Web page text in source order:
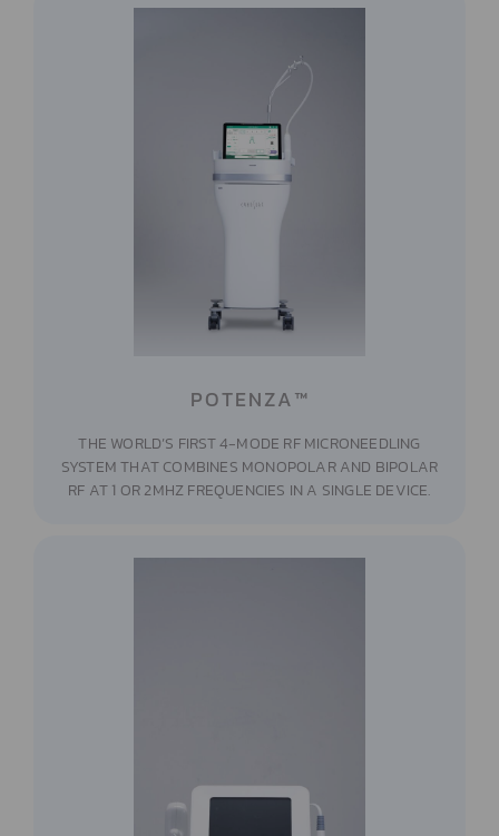
POTENZA™
THE WORLD’S FIRST 4-MODE RF MICRONEEDLING
SYSTEM THAT COMBINES MONOPOLAR AND BIPOLAR
RF AT 1 OR 2MHZ FREQUENCIES IN A SINGLE DEVICE.